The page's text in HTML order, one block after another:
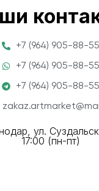
+7 (964) 905-88-55
+7 (964) 905-88-55
+7 (964) 905-88-55
ул.
17:00 (пн-пт)